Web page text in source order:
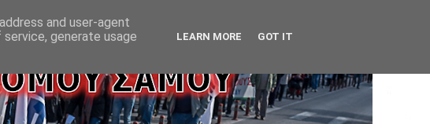
and user-agent
generate usage
LEARN MORE GOT IT